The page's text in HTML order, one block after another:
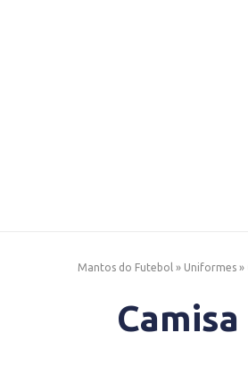
Mantos do Futebol » Uniformes »